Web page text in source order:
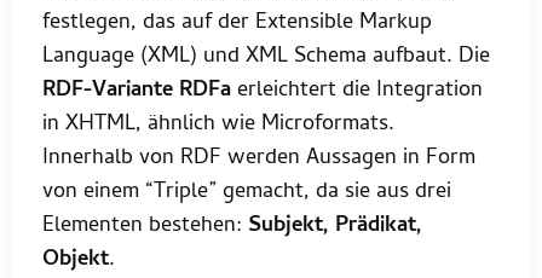
festlegen, das auf der Extensible Markup
Language (XML) und XML Schema aufbaut. Die
RDF-Variante RDFaerleichtert die Integration
in XHTML, ähnlich wie Microformats.
Innerhalb von RDF werden Aussagen in Form
von einem “Triple” gemacht, da sie aus drei
Elementen bestehen: Subjekt, Prädikat,
Objekt.